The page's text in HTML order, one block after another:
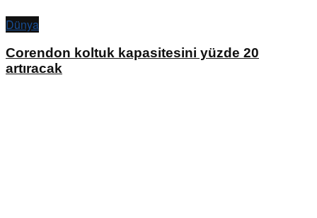
Dünya
Corendon koltuk kapasitesini yüzde 20
artıracak